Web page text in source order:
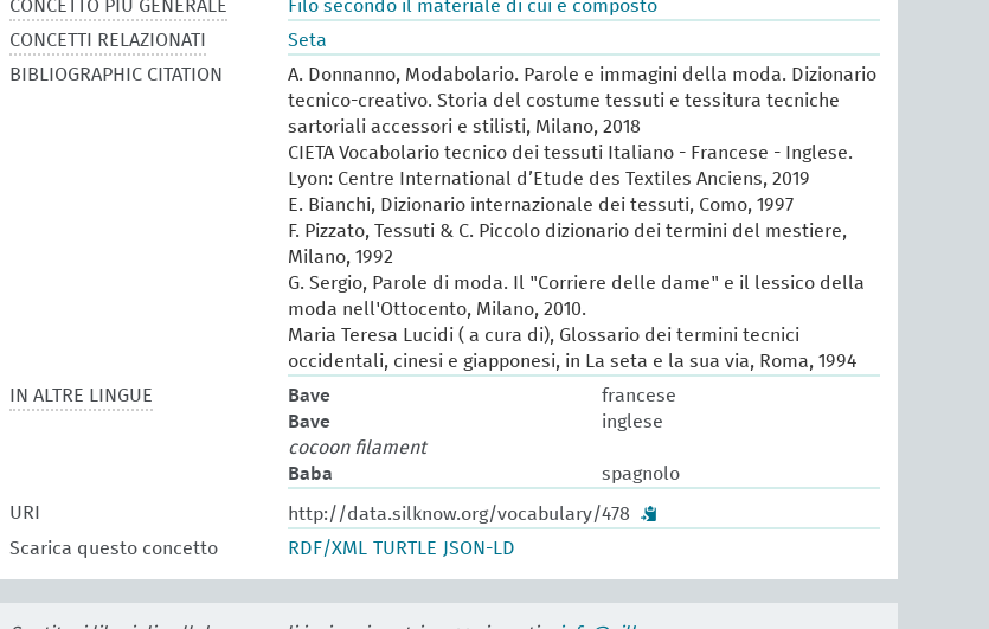
CONCETTO PIÙ GENERALE
Filo secondo il materiale di cui è composto
CONCETTI RELAZIONATI
Seta
BIBLIOGRAPHIC CITATION
A. Donnanno, Modabolario. Parole e immagini della moda. Dizionario
tecnico-creativo. Storia del costume tessuti e tessitura tecniche
sartoriali accessori e stilisti, Milano, 2018
CIETA Vocabolario tecnico dei tessuti Italiano - Francese - Inglese.
Lyon: Centre International d’Etude des Textiles Anciens, 2019
E. Bianchi, Dizionario internazionale dei tessuti, Como, 1997
F. Pizzato, Tessuti & C. Piccolo dizionario dei termini del mestiere,
Milano, 1992
G. Sergio, Parole di moda. Il "Corriere delle dame" e il lessico della
moda nell'Ottocento, Milano, 2010.
Maria Teresa Lucidi ( a cura di), Glossario dei termini tecnici
occidentali, cinesi e giapponesi, in La seta e la sua via, Roma, 1994
IN ALTRE LINGUE
Bave
francese
Bave
inglese
cocoon filament
Baba
spagnolo
URI
http://data.silknow.org/vocabulary/478
Scarica questo concetto
RDF/XML TURTLE JSON-LD